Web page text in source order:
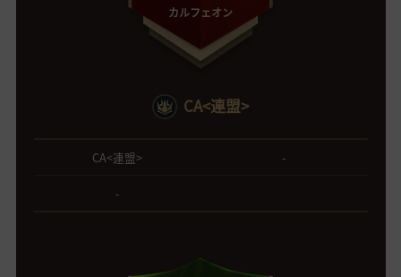
カルフェオン
CA<連盟>
CA<連盟> -
-